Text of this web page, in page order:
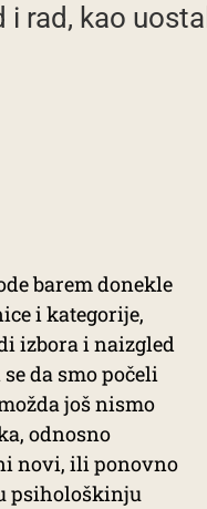
rad, kao
barem donekle
i kategorije,
izbora i naizgled
da smo počeli
još nismo
odnosno
novi, ili ponovno
psihološkinju